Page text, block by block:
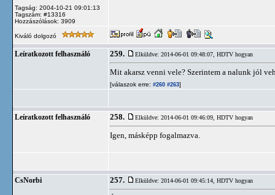
Tagság: 2004-10-21 09:01:13
Tagszám: #13316
Hozzászólások: 3909
Kiváló dolgozó
Leíratkozott felhasználó 259. Elküldve: 2014-06-01 09:48:07, HDTV hogyan
Mit akarsz venni vele? Szerintem a nalunk jól
[válaszok erre: #260 #263]
Leíratkozott felhasználó 258. Elküldve: 2014-06-01 09:46:09, HDTV hogyan
Igen, másképp fogalmazva.
CsNorbi 257. Elküldve: 2014-06-01 09:45:14, HDTV hogyan